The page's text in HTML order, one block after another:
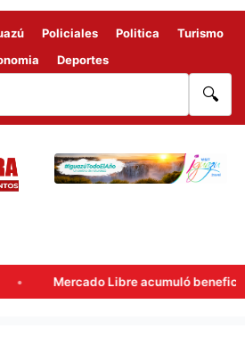
Policiales Politica
Turismo
Deportes
🔍
Mercado Libre acumuló beneficios